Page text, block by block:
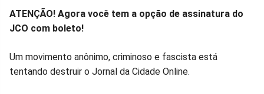
ATENÇÃO! Agora você tem a opção de assinatura do
JCO com boleto!
Um movimento anônimo, criminoso e fascista está
tentando destruir o Jornal da Cidade Online.